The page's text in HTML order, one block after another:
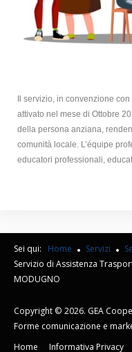
Contatti
Il servizio, in convenzione
attivato nel mese di Ottobre
della persona anziana,
comunità locale. L’équipe
educatori professionali,
Sei qui: Home Servizi
Servizio di Assistenza
MODUGNO
Copyright © 2026. GEA
Forme comunicazione e
Home
Informativa Privacy